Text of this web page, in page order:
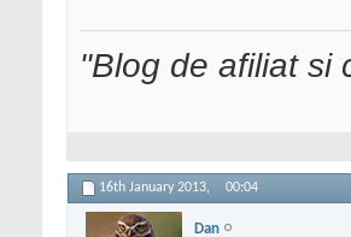
"Blog de afiliat si
16th January 2013, 00:04
Dan